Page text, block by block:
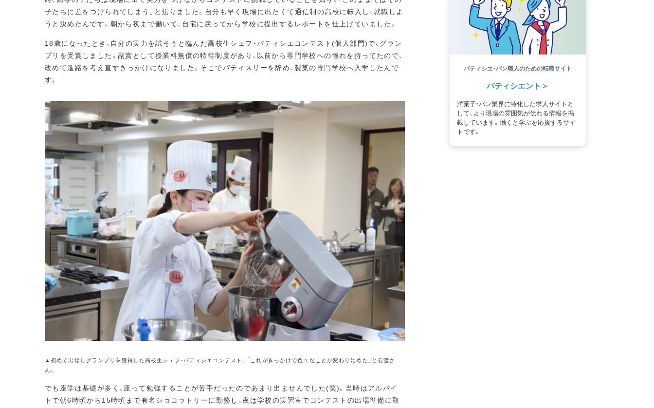
子たちに差をつけられてしまう」と焦りました。自分も早く現場に出たくて通信制の高校に転入し、就職しよ
うと決めたんです。朝から夜まで働いて、自宅に戻ってから学校に提出するレポートを仕上げていました。
18歳になったとき、自分の実力を試そうと臨んだ高校生シェフ・パティシエコンテスト(個人部門)で、グラン
プリを受賞しました。副賞として授業料無償の特待制度があり、以前から専門学校への憧れを持ってたので、
改めて進路を考え直すきっかけになりました。そこでパティスリーを辞め、製菓の専門学校へ入学したんで
す。
▲初めて出場しグランプリを獲得した高校生シェフ・パティシエコンテスト。「これがきっかけで色々なことが変わり始めた」と石渡さ
ん。
でも座学は基礎が多く、座って勉強することが苦手だったのであまり出ませんでした(笑)。当時はアルバイ
トで朝6時頃から15時頃まで有名ショコラトリーに勤務し、夜は学校の実習室でコンテストの出場準備に取
パティシエ・パン職人のための転職サイト
パティシエント
洋菓子・パン業界に特化した求人サイトと
して、より現場の雰囲気が伝わる情報を掲
載しています。働くと学ぶを応援するサイ
トです。